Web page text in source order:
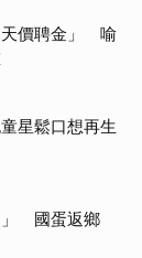
天價聘金」 喻
星鬆口想再生
」 國蛋返鄉